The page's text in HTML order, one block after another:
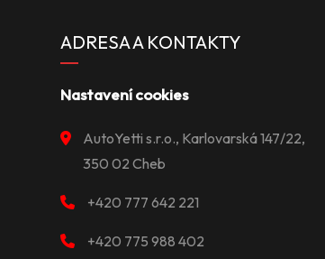
ADRESA A KONTAKTY
Nastavení cookies
AutoYetti s.r.o., Karlovarská 147/22,
350 02 Cheb
+420 777 642 221
+420 775 988 402